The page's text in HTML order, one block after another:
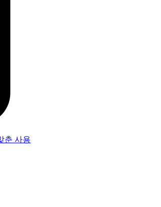
춘 사용